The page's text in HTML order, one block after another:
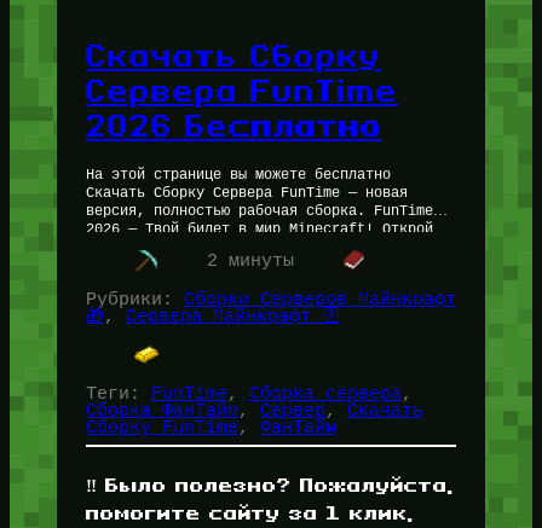
Скачать Сборку
Сервера FunTime
2026 Бесплатно
На этой странице вы можете бесплатно
Скачать Сборку Сервера FunTime — новая
версия, полностью рабочая сборка. FunTime
2026 — Твой билет в мир Minecraft! Открой
для себя нашу эксклюзивную сборку и…
2 минуты
Рубрики: Сборки Серверов Майнкрафт
🎁, Сервера Майнкрафт 🛜
Теги: FunTime, Сборка сервера
Сборка ФанТайм, Сервер, Скачать
Сборку FunTime, ФанТайм
‼️ Было полезно? Пожалуйста,
помогите сайту за 1 клик,